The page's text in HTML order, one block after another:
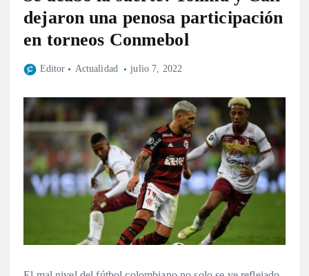
dejaron una penosa participación
en torneos Conmebol
Editor Actualidad julio 7, 2022